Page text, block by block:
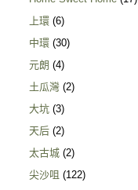
上環 (6)
中環 (30)
元朗 (4)
土瓜灣 (2)
大坑 (3)
天后 (2)
太古城 (2)
尖沙咀 (122)